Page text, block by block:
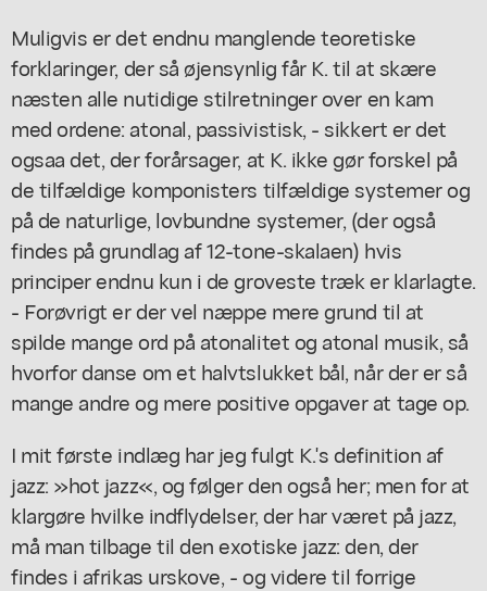
Muligvis er det endnu manglende teoretiske
forklaringer, der så øjensynlig får K. til at skære
næsten alle nutidige stilretninger over en kam
med ordene: atonal, passivistisk, - sikkert er det
ogsaa det, der forårsager, at K. ikke gør forskel på
de tilfældige komponisters tilfældige systemer og
på de naturlige, lovbundne systemer, (der også
findes på grundlag af 12-tone-skalaen) hvis
principer endnu kun i de groveste træk er klarlagte.
- Forøvrigt er der vel næppe mere grund til at
spilde mange ord på atonalitet og atonal musik, så
hvorfor danse om et halvtslukket bål, når der er så
mange andre og mere positive opgaver at tage op.
I mit første indlæg har jeg fulgt K.'s definition af
jazz: »hot jazz«, og følger den også her; men for at
klargøre hvilke indflydelser, der har været på jazz,
må man tilbage til den exotiske jazz: den, der
findes i afrikas urskove, - og videre til forrige